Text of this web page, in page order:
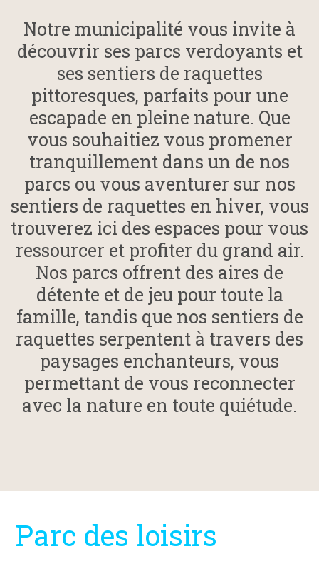
Notre municipalité vous invite à
découvrir ses parcs verdoyants et
ses sentiers de raquettes
pittoresques, parfaits pour une
escapade en pleine nature. Que
vous souhaitiez vous promener
tranquillement dans un de nos
parcs ou vous aventurer sur nos
sentiers de raquettes en hiver, vous
trouverez ici des espaces pour vous
ressourcer et profiter du grand air.
Nos parcs offrent des aires de
détente et de jeu pour toute la
famille, tandis que nos sentiers de
raquettes serpentent à travers des
paysages enchanteurs, vous
permettant de vous reconnecter
avec la nature en toute quiétude.
Parc des loisirs